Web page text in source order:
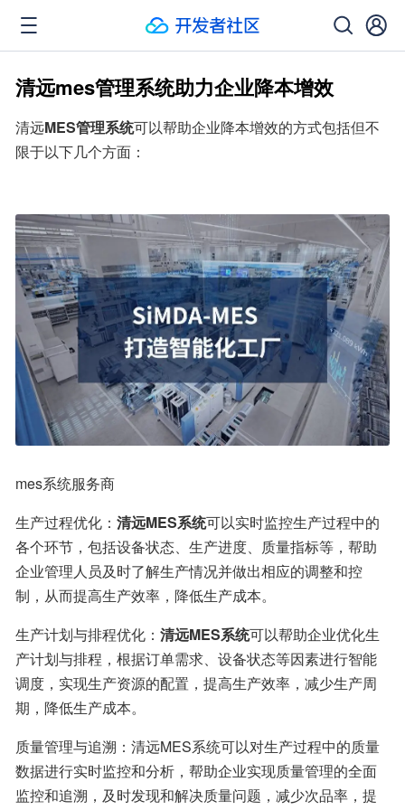
清远mes管理系统助力企业降本增效
清远MES管理系统可以帮助企业降本增效的方式包括但不
限于以下几个方面：
mes系统服务商
生产过程优化： 清远MES系统可以实时监控生产过程中的
各个环节，包括设备状态、生产进度、质量指标等，帮助
企业管理人员及时了解生产情况并做出相应的调整和控
制，从而提高生产效率，降低生产成本。
生产计划与排程优化： 清远MES系统可以帮助企业优化生
产计划与排程，根据订单需求、设备状态等因素进行智能
调度，实现生产资源的配置，提高生产效率，减少生产周
期，降低生产成本。
质量管理与追溯：清远MES系统可以对生产过程中的质量
数据进行实时监控和分析，帮助企业实现质量管理的全面
监控和追溯，及时发现和解决质量问题，减少次品率，提